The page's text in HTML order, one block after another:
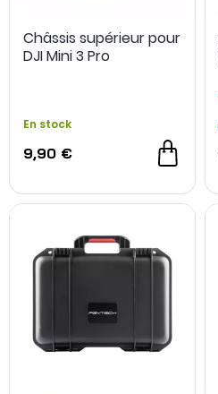
Châssis supérieur pour
DJI Mini 3 Pro
En stock
9,90 €